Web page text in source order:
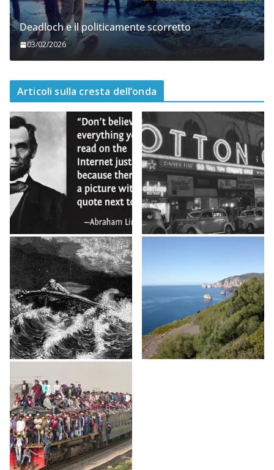
Deadloch e il politicamente scorretto
03/02/2026
Articoli sulla cresta dell’onda